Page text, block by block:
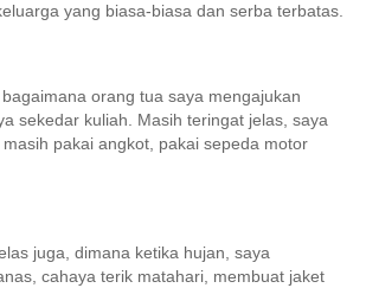
yang biasa-biasa dan serba terbatas.
orang tua saya mengajukan
sekedar kuliah. Masih teringat jelas, saya
pakai angkot, pakai sepeda motor
juga, dimana ketika hujan, saya
cahaya terik matahari, membuat jaket